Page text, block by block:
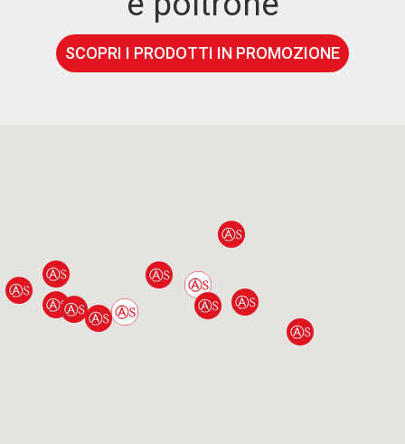
SCOPRI I PRODOTTI IN PROMOZIONE